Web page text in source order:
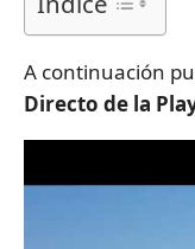
A continuación
Directo de la